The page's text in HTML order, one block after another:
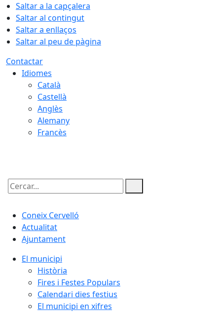
Saltar a la capçalera
Saltar al contingut
Saltar a enllaços
Saltar al peu de pàgina
Contactar
Idiomes
Català
Castellà
Anglès
Alemany
Francès
Cercar:
Coneix Cervelló
Actualitat
Ajuntament
El municipi
Història
Fires i Festes Populars
Calendari dies festius
El municipi en xifres